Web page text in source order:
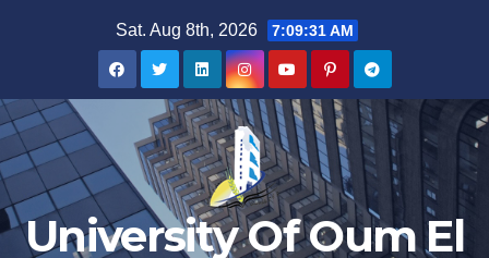
Sat. Aug 8th, 2026 7:09:32 AM
University Of Oum El